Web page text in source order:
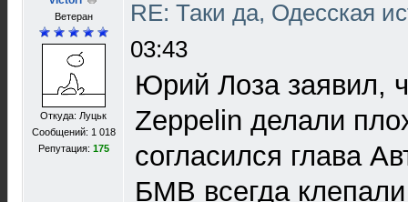
Ветеран
Откуда: Луцьк
Сообщений: 1 018
Репутация: 175
RE: Таки да, Одесская
03:43
Юрий Лоза заявил,
Zeppelin делали
согласился глава
БМВ всегда